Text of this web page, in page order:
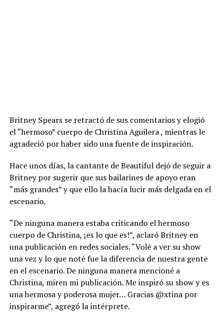
Britney Spears se retractó de sus comentarios y elogió
el “hermoso” cuerpo de Christina Aguilera , mientras le
agradeció por haber sido una fuente de inspiración.
Hace unos días, la cantante de Beautiful dejó de seguir a
Britney por sugerir que sus bailarines de apoyo eran
“más grandes” y que ello la hacía lucir más delgada en el
escenario.
“De ninguna manera estaba criticando el hermoso
cuerpo de Christina, ¡es lo que es!”, aclaró Britney en
una publicación en redes sociales. “Volé a ver su show
una vez y lo que noté fue la diferencia de nuestra gente
en el escenario. De ninguna manera mencioné a
Christina, miren mi publicación. Me inspiró su show y es
una hermosa y poderosa mujer… Gracias @xtina por
inspirarme”, agregó la intérprete.